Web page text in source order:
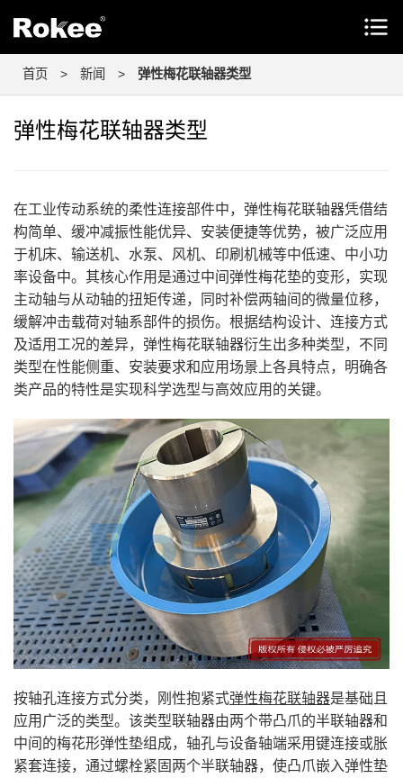
首页 > 新闻 > 弹性梅花联轴器类型
弹性梅花联轴器类型
在工业传动系统的柔性连接部件中，弹性梅花联轴器凭借结
构简单、缓冲减振性能优异、安装便捷等优势，被广泛应用
于机床、输送机、水泵、风机、印刷机械等中低速、中小功
率设备中。其核心作用是通过中间弹性梅花垫的变形，实现
主动轴与从动轴的扭矩传递，同时补偿两轴间的微量位移，
缓解冲击载荷对轴系部件的损伤。根据结构设计、连接方式
及适用工况的差异，弹性梅花联轴器衍生出多种类型，不同
类型在性能侧重、安装要求和应用场景上各具特点，明确各
类产品的特性是实现科学选型与高效应用的关键。
按轴孔连接方式分类，刚性抱紧式弹性梅花联轴器是基础且
应用广泛的类型。该类型联轴器由两个带凸爪的半联轴器和
中间的梅花形弹性垫组成，轴孔与设备轴端采用键连接或胀
紧套连接，通过螺栓紧固两个半联轴器，使凸爪嵌入弹性垫